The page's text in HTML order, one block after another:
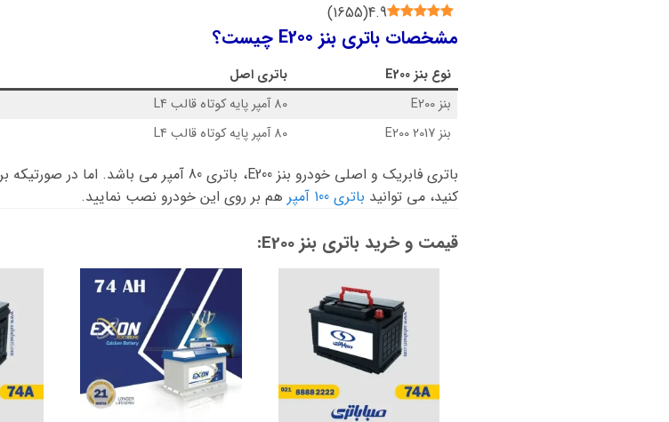
4.9
(
1655
)
مشخصات باتری بنز E200 چیست؟
نوع بنز E200 باتری اصل
بنز E200
80 آمپر پایه کوتاه قالب L4
بنز E200 2017
80 آمپر پایه کوتاه قالب L4
کنید، می توانید باتری 100 آمپر هم بر روی این خودرو نصب نمایید.
قیمت و خرید باتری بنز E200: